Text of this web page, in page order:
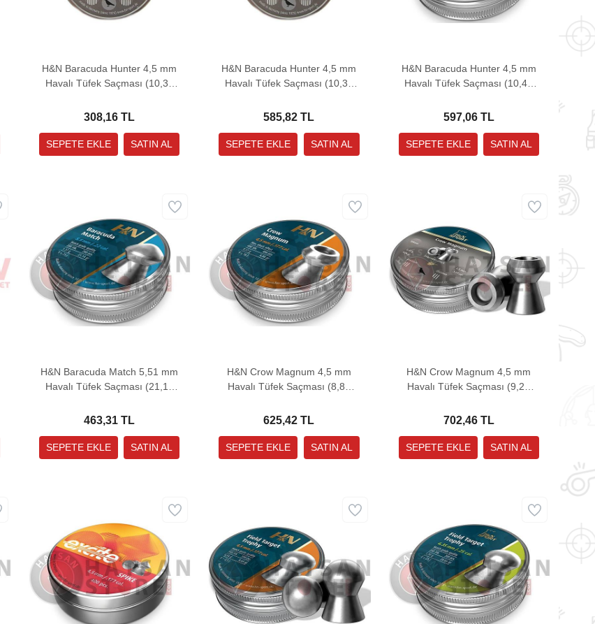
H&N Baracuda Hunter 4,5 mm
Havalı Tüfek Saçması (10,34
308,16 TL
H&N Baracuda Hunter 4,5 mm
Havalı Tüfek Saçması (10,34
585,82 TL
H&N Baracuda Hunter 4,5 mm
Havalı Tüfek Saçması (10,49
597,06 TL
H&N Baracuda Match 5,51 mm
Havalı Tüfek Saçması (21,14
463,31 TL
H&N Crow Magnum 4,5 mm
Havalı Tüfek Saçması (8,80
625,42 TL
H&N Crow Magnum 4,5 mm
Havalı Tüfek Saçması (9,26
702,46 TL